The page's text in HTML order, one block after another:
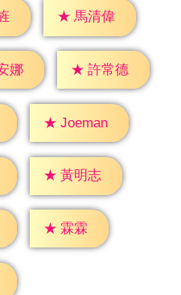
★ 馬清偉
娜 ★ 許常德
★ Joeman
★ 黃明志
★ 霖霖